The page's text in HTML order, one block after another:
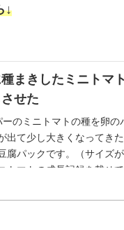
↓
まきしたミニトマ
せた
のミニトマトの種を卵
出て少し大きくなってき
腐パックです。（サイズ
トマトの成長記録を載せて